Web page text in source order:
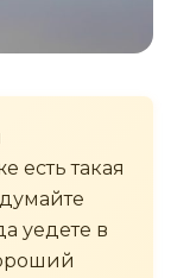
есть такая
уедете в